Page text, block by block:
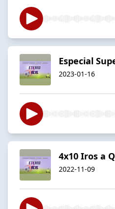
Especial
2023-01-16
4x10 Iros a
2022-11-09